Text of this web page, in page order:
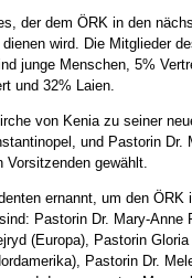
der dem ÖRK in den
wird. Die Mitglieder
junge Menschen, 5%
und 32% Laien.
von Kenia zu seiner
und Pastorin Dr.
gewählt.
ernannt, um den ÖRK
Pastorin Dr. Mary-Anne
(Europa), Pastorin
Pastorin Dr.